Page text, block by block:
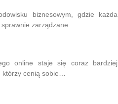
biznesowym, gdzie każda
zarządzane…
online staje się coraz bardziej
cenią sobie…